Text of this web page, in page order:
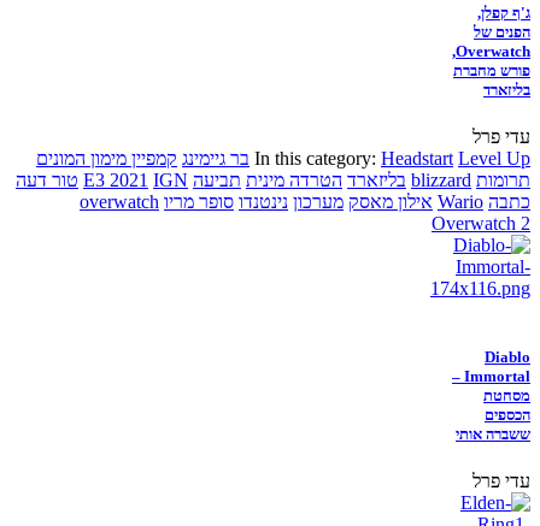
ג'ף קפלן,
הפנים של
Overwatch,
פורש מחברת
בליזארד
עדי פרל
In this category: Headstart Level Up בר גיימינג קמפיין מימון המונים
תרומות blizzard בליזארד הטרדה מינית תביעה E3 2021 IGN
טור דעה
כתבה Wario אילון מאסק מערכון נינטנדו סופר מריו overwatch
Overwatch 2
Diablo
Immortal –
מסחטת
הכספים
ששברה אותי
עדי פרל